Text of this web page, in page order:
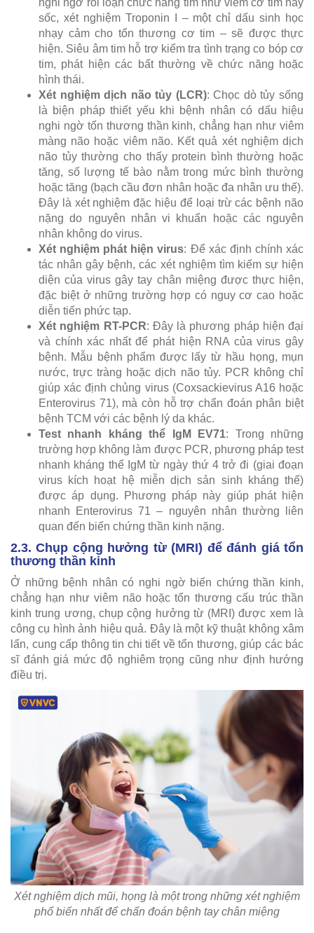
nghi ngờ rối loạn chức năng tim như viêm cơ tim hay
sốc, xét nghiệm Troponin I – một chỉ dấu sinh học
nhạy cảm cho tổn thương cơ tim – sẽ được thực
hiện. Siêu âm tim hỗ trợ kiểm tra tình trạng co bóp cơ
tim, phát hiện các bất thường về chức năng hoặc
hình thái.
Xét nghiệm dịch não tủy (LCR): Chọc dò tủy sống
là biện pháp thiết yếu khi bệnh nhân có dấu hiệu
nghi ngờ tổn thương thần kinh, chẳng hạn như viêm
màng não hoặc viêm não. Kết quả xét nghiệm dịch
não tủy thường cho thấy protein bình thường hoặc
tăng, số lượng tế bào nằm trong mức bình thường
hoặc tăng (bạch cầu đơn nhân hoặc đa nhân ưu thế).
Đây là xét nghiệm đặc hiệu để loại trừ các bệnh não
nặng do nguyên nhân vi khuẩn hoặc các nguyên
nhân không do virus.
Xét nghiệm phát hiện virus: Để xác định chính xác
tác nhân gây bệnh, các xét nghiệm tìm kiếm sự hiện
diện của virus gây tay chân miệng được thực hiện,
đặc biệt ở những trường hợp có nguy cơ cao hoặc
diễn tiến phức tạp.
Xét nghiệm RT-PCR: Đây là phương pháp hiện đại
và chính xác nhất để phát hiện RNA của virus gây
bệnh. Mẫu bệnh phẩm được lấy từ hầu họng, mụn
nước, trực tràng hoặc dịch não tủy. PCR không chỉ
giúp xác định chủng virus (Coxsackievirus A16 hoặc
Enterovirus 71), mà còn hỗ trợ chẩn đoán phân biệt
bệnh TCM với các bệnh lý da khác.
Test nhanh kháng thể IgM EV71: Trong những
trường hợp không làm được PCR, phương pháp test
nhanh kháng thể IgM từ ngày thứ 4 trở đi (giai đoạn
virus kích hoạt hệ miễn dịch sản sinh kháng thể)
được áp dụng. Phương pháp này giúp phát hiện
nhanh Enterovirus 71 – nguyên nhân thường liên
quan đến biến chứng thần kinh nặng.
2.3. Chụp cộng hưởng từ (MRI) để đánh giá tổn
thương thần kinh
Ở những bệnh nhân có nghi ngờ biến chứng thần kinh,
chẳng hạn như viêm não hoặc tổn thương cấu trúc thần
kinh trung ương, chụp cộng hưởng từ (MRI) được xem là
công cụ hình ảnh hiệu quả. Đây là một kỹ thuật không xâm
lấn, cung cấp thông tin chi tiết về tổn thương, giúp các bác
sĩ đánh giá mức độ nghiêm trọng cũng như định hướng
điều trị.
Xét nghiệm dịch mũi, họng là một trong những xét nghiệm
phổ biến nhất để chẩn đoán bệnh tay chân miệng